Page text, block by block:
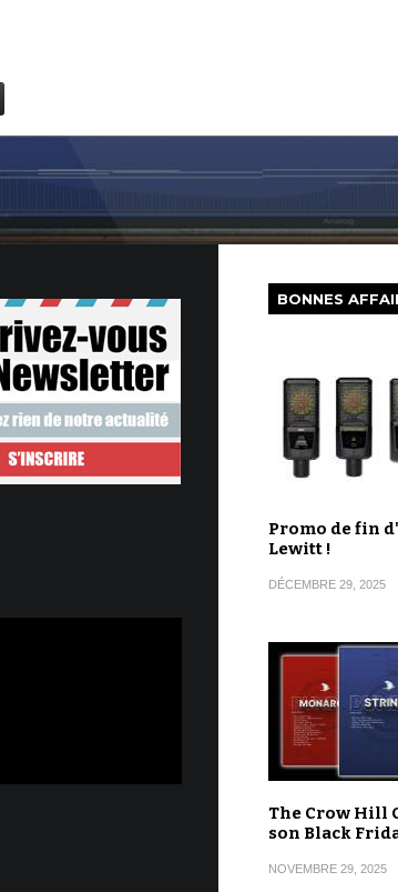
BONNES
Promo de fin
Lewitt !
DÉCEMBRE 29, 2025
The Crow Hill
son Black
NOVEMBRE 29, 2025